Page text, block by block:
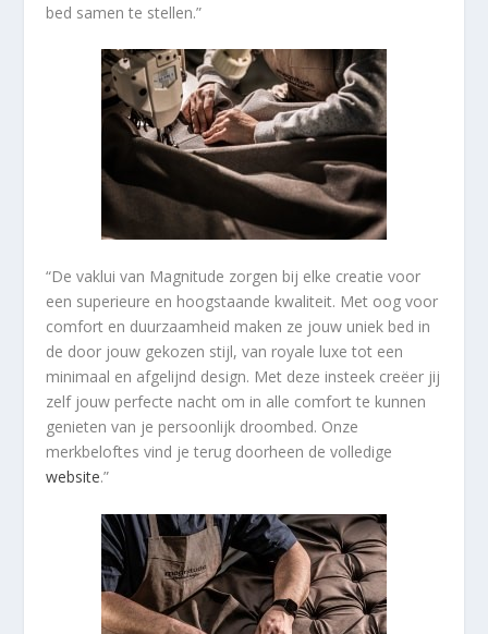
bed samen te stellen.”
“De vaklui van Magnitude zorgen bij elke creatie voor
een superieure en hoogstaande kwaliteit. Met oog voor
comfort en duurzaamheid maken ze jouw uniek bed in
de door jouw gekozen stijl, van royale luxe tot een
minimaal en afgelijnd design. Met deze insteek creëer jij
zelf jouw perfecte nacht om in alle comfort te kunnen
genieten van je persoonlijk droombed. Onze
merkbeloftes vind je terug doorheen de volledige
website.”